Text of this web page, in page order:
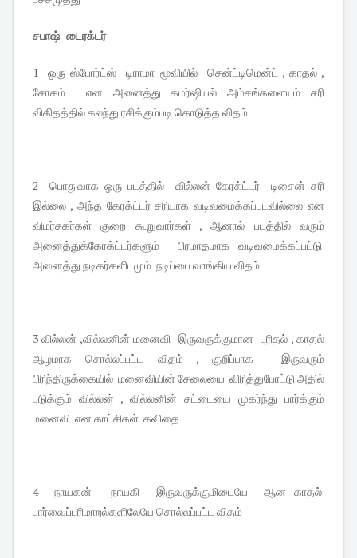
சபாஷ் டைரக்டர்
1 ஒரு ஸ்போர்ட்ஸ் டிராமா மூவியில் சென்ட்டிமென்ட் , காதல் ,
சோகம் என அனைத்து கமர்ஷியல் அம்சங்களையும் சரி
விகிதத்தில் கலந்து ரசிக்கும்படி கொடுத்த விதம்
2 பொதுவாக ஒரு படத்தில் வில்லன் கேரக்ட்டர் டிசைன் சரி
இல்லை , அந்த கேரக்ட்டர் சரியாக வடிவமைக்கப்படவில்லை என
விமர்சகர்கள் குறை கூறுவார்கள் , ஆனால் படத்தில் வரும்
அனைத்துக்கேரக்ட்டர்களும் பிரமாதமாக வடிவமைக்கப்பட்டு
அனைத்து நடிகர்களிடமும் நடிப்பை வாங்கிய விதம்
3 வில்லன் ,வில்லனின் மனைவி இருவருக்குமான புரிதல் , காதல்
ஆழமாக சொல்லப்பட்ட விதம் , குறிப்பாக இருவரும்
பிரிந்திருக்கையில் மனைவியின் சேலையை விரித்துபோட்டு அதில்
படுக்கும் வில்லன் , வில்லனின் சட்டையை முகர்ந்து பார்க்கும்
மனைவி என காட்சிகள் கவிதை
4 நாயகன் - நாயகி இருவருக்குமிடையே ஆன காதல்
பார்வைப்பரிமாறல்களிலேயே சொல்லப்பட்ட விதம்